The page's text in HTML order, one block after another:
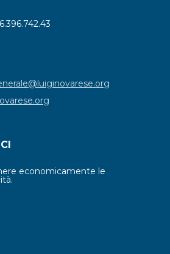
economicamente le